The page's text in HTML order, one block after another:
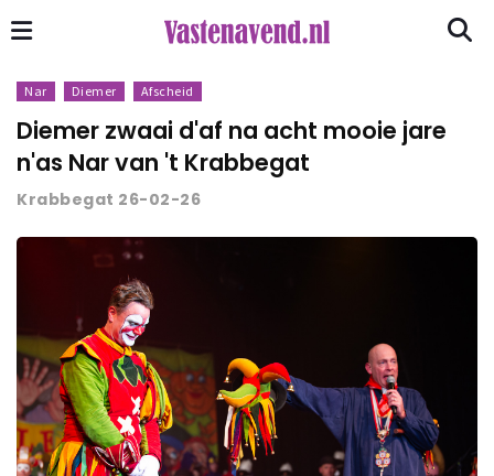
Nar Diemer Afscheid
Diemer zwaai d'af na acht mooie jare
n'as Nar van 't Krabbegat
Krabbegat 26-02-26